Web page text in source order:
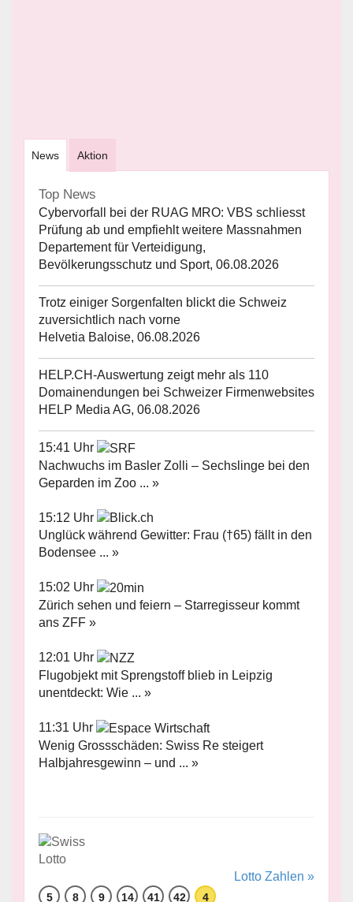
News Aktion
Top News
Cybervorfall bei der RUAG MRO: VBS schliesst
Prüfung ab und empfiehlt weitere Massnahmen
Departement für Verteidigung,
Bevölkerungsschutz und Sport, 06.08.2026
Trotz einiger Sorgenfalten blickt die Schweiz
zuversichtlich nach vorne
Helvetia Baloise, 06.08.2026
HELP.CH-Auswertung zeigt mehr als 110
Domainendungen bei Schweizer Firmenwebsites
HELP Media AG, 06.08.2026
15:41 Uhr
Nachwuchs im Basler Zolli – Sechslinge bei den
Geparden im Zoo ... »
15:12 Uhr
Unglück während Gewitter: Frau (†65) fällt in den
Bodensee ... »
15:02 Uhr
Zürich sehen und feiern – Starregisseur kommt
ans ZFF »
12:01 Uhr
Flugobjekt mit Sprengstoff blieb in Leipzig
unentdeckt: Wie ... »
11:31 Uhr
Wenig Grossschäden: Swiss Re steigert
Halbjahresgewinn – und ... »
Lotto Zahlen »
5 8 9 14 41 42 4